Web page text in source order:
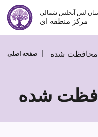
پرش
محتوا
لس آنجلس شمالی
مرکز منطقه ای
صفحه اصلی